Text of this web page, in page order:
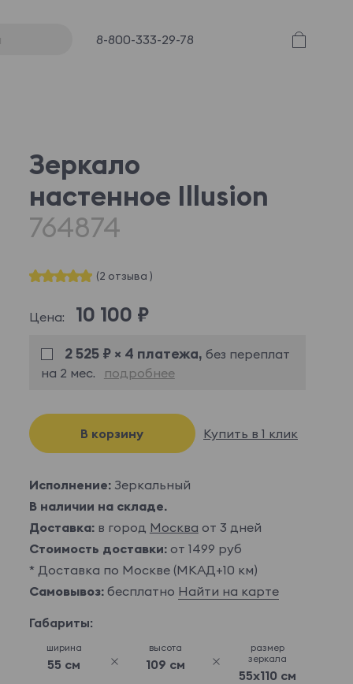
8-800-333-29-78
Зеркало
настенное Illusion
764874
(2 отзыва )
Цена: 10 100 ₽
2 525 ₽ × 4 платежа, без переплат
на 2 мес.
подробнее
В корзину Купить в 1 клик
Исполнение:Зеркальный
В наличии на складе.
Доставка:в город Москва от 3 дней
Стоимость доставки:от 1499 руб
* Доставка по Москве (МКАД+10 км)
Самовывоз:бесплатно Найти на карте
Габариты:
ширина
55 см
высота
109 см
размер
зеркала
55x110 см